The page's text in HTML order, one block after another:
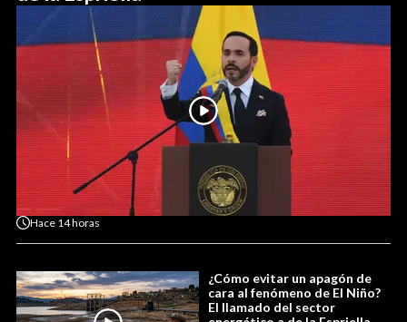
Hace 14 horas
¿Cómo evitar un apagón de
cara al fenómeno de El Niño?
El llamado del sector